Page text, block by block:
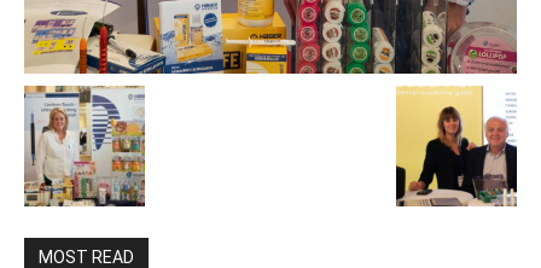
MOST READ